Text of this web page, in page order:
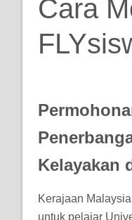
Cara
Kelayakan
Kerajaan
untuk pelajar